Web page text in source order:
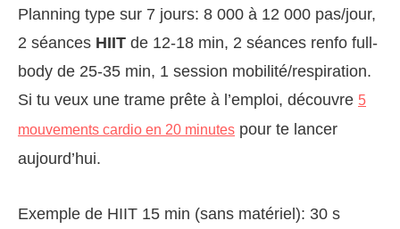
Planning type sur 7 jours: 8 000 à 12 000 pas/jour,
2 séances HIIT de 12-18 min, 2 séances renfo full-
body de 25-35 min, 1 session mobilité/respiration.
Si tu veux une trame prête à l’emploi, découvre 5
mouvements cardio en 20 minutes pour te lancer
aujourd’hui.
Exemple de HIIT 15 min (sans matériel): 30 s